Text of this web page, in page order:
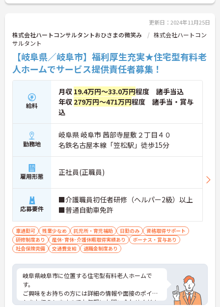
更新日：2024年11月25日
株式会社ハートコンサルタントおひさまの微笑み
株式会社ハートコン
サルタント
【岐阜県／岐阜市】福利厚生充実★住宅型有料老
人ホームでサービス提供責任者募集！
給料
月収 19.4万円～33.0万円程度 諸手当込
年収 279万円～471万円程度 諸手当・賞与
込
勤務地
岐阜県 岐阜市 茜部寺屋敷２丁目４０
名鉄名古屋本線「笠松駅」徒歩15分
雇用形態 正社員(正職員)
応募要件
■介護職員初任者研修（ヘルパー2級）以上
■普通自動車免許
車通勤可 残業少なめ 託児所・育児補助 日勤のみ
資格取得サポート
研修制度あり
産休･育休･介護休暇取得実績あり
ボーナス・賞与あり
社会保険完備
交通費支給 退職金制度あり
岐阜県岐阜市に位置する住宅型有料老人ホームで
す。
ご興味をお持ちの方には詳細の情報や面接のポイン
トをお伝えしますのでお気軽にお問い合わせくださ